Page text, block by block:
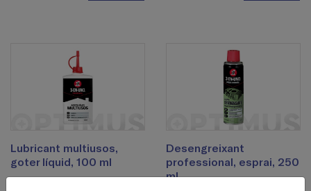
Lubricant multiusos,
goter líquid, 100 ml
Desengreixant
professional, esprai, 250
ml